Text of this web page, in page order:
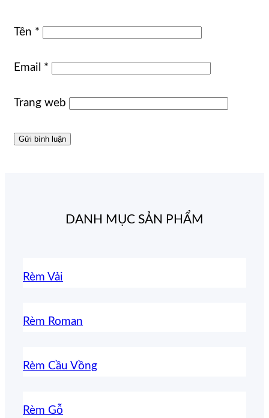
Tên *
Email *
Trang web
DANH MỤC SẢN PHẨM
Rèm Vải
Rèm Roman
Rèm Cầu Vồng
Rèm Gỗ